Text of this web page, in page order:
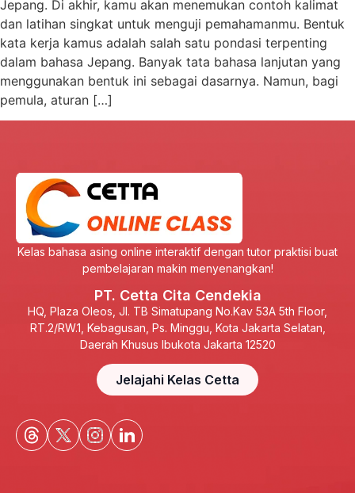
Jepang. Di akhir, kamu akan menemukan contoh kalimat
dan latihan singkat untuk menguji pemahamanmu. Bentuk
kata kerja kamus adalah salah satu pondasi terpenting
dalam bahasa Jepang. Banyak tata bahasa lanjutan yang
menggunakan bentuk ini sebagai dasarnya. Namun, bagi
pemula, aturan […]
Kelas bahasa asing online interaktif dengan tutor praktisi buat
pembelajaran makin menyenangkan!
PT. Cetta Cita Cendekia
HQ, Plaza Oleos, Jl. TB Simatupang No.Kav 53A 5th Floor,
RT.2/RW.1, Kebagusan, Ps. Minggu, Kota Jakarta Selatan,
Daerah Khusus Ibukota Jakarta 12520
Jelajahi Kelas Cetta